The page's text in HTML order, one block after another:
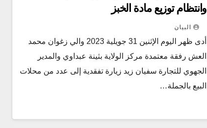
وانتظام توزيع مادة الخبز
البيان
أدى ظهر اليوم الإثنين 31 جويلية 2023 والي زغوان محمد
العش رفقة معتمدة مركز الولاية بثينة عبداوي والمدير
الجهوي للتجارة سفيان زيد زيارة تفقدية إلى عدد من محلات
البيع بالجملة…